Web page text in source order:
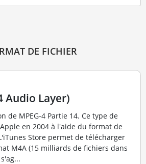
DE FICHIER
Audio Layer)
de MPEG-4 Partie 14. Ce type de
en 2004 à l'aide du format de
Store permet de télécharger
M4A (15 milliards de fichiers dans